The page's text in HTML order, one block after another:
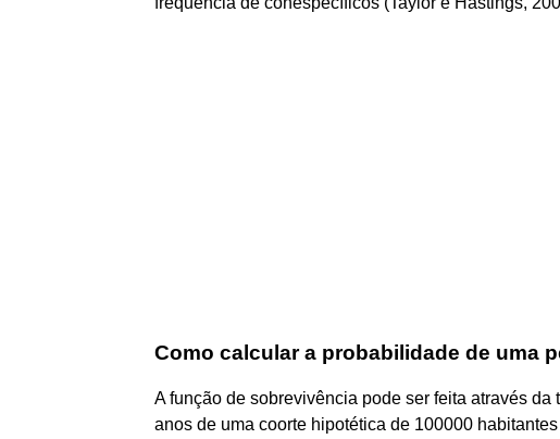
Como calcular a probabilidade de uma
A função de sobrevivência pode ser feita através
anos de uma coorte hipotética de 100000